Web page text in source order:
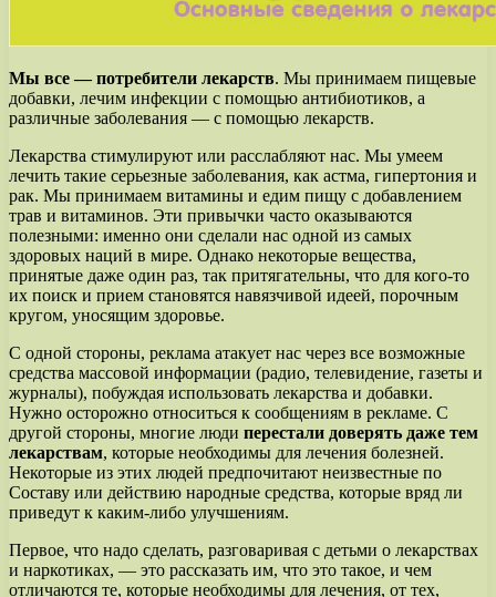
Мы все — потребители лекарств. Мы принимаем пищевые
добавки, лечим инфекции с помощью антибиотиков, а
различные заболевания — с помощью лекарств.
Лекарства стимулируют или расслабляют нас. Мы умеем
лечить такие серьезные заболевания, как астма, гипертония и
рак. Мы принимаем витамины и едим пищу с добавлением
трав и витаминов. Эти привычки часто оказываются
полезными: именно они сделали нас одной из самых
здоровых наций в мире. Однако некоторые вещества,
принятые даже один раз, так притягательны, что для кого-то
их поиск и прием становятся навязчивой идеей, порочным
кругом, уносящим здоровье.
С одной стороны, реклама атакует нас через все возможные
средства массовой информации (радио, телевидение, газеты и
журналы), побуждая использовать лекарства и добавки.
Нужно осторожно относиться к сообщениям в рекламе. С
другой стороны, многие люди перестали доверять даже тем
лекарствам, которые необходимы для лечения болезней.
Некоторые из этих людей предпочитают неизвестные по
Составу или действию народные средства, которые вряд ли
приведут к каким-либо улучшениям.
Первое, что надо сделать, разговаривая с детьми о лекарствах
и наркотиках, — это рассказать им, что это такое, и чем
отличаются те, которые необходимы для лечения, от тех,